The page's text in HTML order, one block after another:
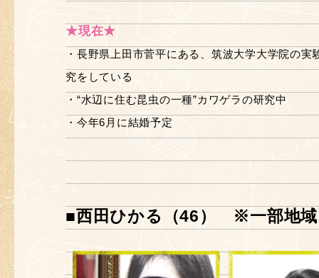
★現在★
・長野県上田市菅平にある、筑波大学大学院の実
究をしている
・“水辺に住む昆虫の一種”カワゲラの研究中
・今年6月に結婚予定
■西田ひかる（46） ※一部地域